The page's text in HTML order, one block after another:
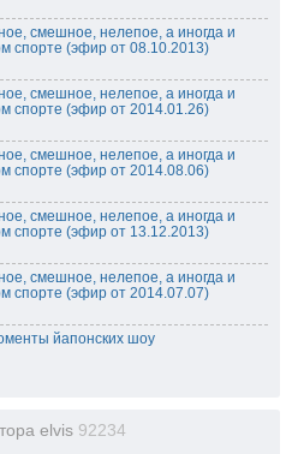
смешное, нелепое, а иногда и
спорте (эфир от 08.10.2013)
смешное, нелепое, а иногда и
спорте (эфир от 2014.01.26)
смешное, нелепое, а иногда и
спорте (эфир от 2014.08.06)
смешное, нелепое, а иногда и
спорте (эфир от 13.12.2013)
смешное, нелепое, а иногда и
спорте (эфир от 2014.07.07)
йапонских шоу
elvis 92234